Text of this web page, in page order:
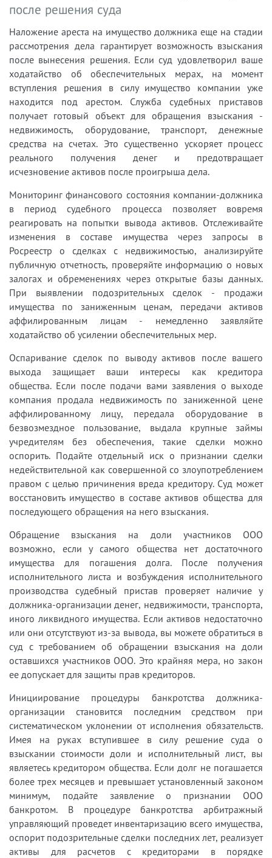
после решения суда
Наложение ареста на имущество должника еще на стадии
рассмотрения дела гарантирует возможность взыскания
после вынесения решения. Если суд удовлетворил ваше
ходатайство об обеспечительных мерах, на момент
вступления решения в силу имущество компании уже
находится под арестом. Служба судебных приставов
получает готовый объект для обращения взыскания -
недвижимость, оборудование, транспорт, денежные
средства на счетах. Это существенно ускоряет процесс
реального получения денег и предотвращает
исчезновение активов после проигрыша дела.
Мониторинг финансового состояния компании-должника
в период судебного процесса позволяет вовремя
реагировать на попытки вывода активов. Отслеживайте
изменения в составе имущества через запросы в
Росреестр о сделках с недвижимостью, анализируйте
публичную отчетность, проверяйте информацию о новых
залогах и обременениях через открытые базы данных.
При выявлении подозрительных сделок - продажи
имущества по заниженным ценам, передачи активов
аффилированным лицам - немедленно заявляйте
ходатайство об усилении обеспечительных мер.
Оспаривание сделок по выводу активов после вашего
выхода защищает ваши интересы как кредитора
общества. Если после подачи вами заявления о выходе
компания продала недвижимость по заниженной цене
аффилированному лицу, передала оборудование в
безвозмездное пользование, выдала крупные займы
учредителям без обеспечения, такие сделки можно
оспорить. Подайте отдельный иск о признании сделки
недействительной как совершенной со злоупотреблением
правом с целью причинения вреда кредитору. Суд может
восстановить имущество в составе активов общества для
последующего обращения на него взыскания.
Обращение взыскания на доли участников ООО
возможно, если у самого общества нет достаточного
имущества для погашения долга. После получения
исполнительного листа и возбуждения исполнительного
производства судебный пристав проверяет наличие у
должника-организации денег, недвижимости, транспорта,
иного ликвидного имущества. Если активов недостаточно
или они отсутствуют из-за вывода, вы можете обратиться в
суд с требованием об обращении взыскания на доли
оставшихся участников ООО. Это крайняя мера, но закон
ее допускает для защиты прав кредиторов.
Инициирование процедуры банкротства должника-
организации становится последним средством при
систематическом уклонении от исполнения обязательств.
Имея на руках вступившее в силу решение суда о
взыскании стоимости доли и исполнительный лист, вы
являетесь кредитором общества. Если долг не погашается
более трех месяцев и превышает установленный законом
минимум, подайте заявление о признании ООО
банкротом. В процедуре банкротства арбитражный
управляющий проведет инвентаризацию всего имущества,
оспорит подозрительные сделки последних лет, реализует
активы для расчетов с кредиторами в порядке